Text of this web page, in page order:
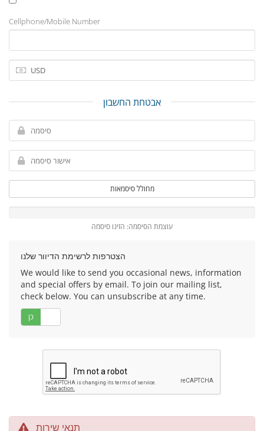
Cellphone/Mobile Number
אבטחת החשבון
מחולל סיסמאות
עוצמת הסיסמה: הזינו סיסמה
הצטרפות לרשימת הדיוור שלנו
We would like to send you occasional news, information
and special offers by email. To join our mailing list,
check below. You can unsubscribe at any time.
כן
תנאי שירות